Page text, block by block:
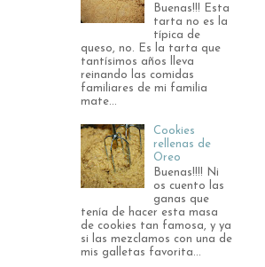
Buenas!!! Esta
tarta no es la
típica de
queso, no. Es la tarta que
tantísimos años lleva
reinando las comidas
familiares de mi familia
mate...
Cookies
rellenas de
Oreo
Buenas!!!! Ni
os cuento las
ganas que
tenía de hacer esta masa
de cookies tan famosa, y ya
si las mezclamos con una de
mis galletas favorita...